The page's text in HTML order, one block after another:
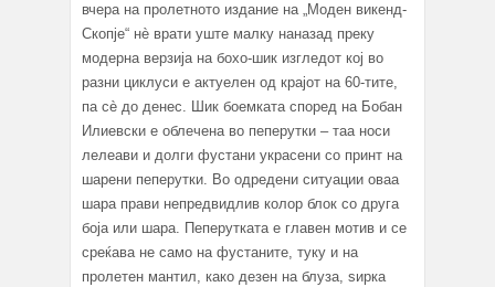
вчера на пролетното издание на „Моден викенд-
Скопје“ нè врати уште малку наназад преку
модерна верзија на бохо-шик изгледот кој во
разни циклуси е актуелен од крајот на 60-тите,
па сè до денес. Шик боемката според на Бобан
Илиевски е облечена во пеперутки – таа носи
лелеави и долги фустани украсени со принт на
шарени пеперутки. Во одредени ситуации оваа
шара прави непредвидлив колор блок со друга
боја или шара. Пеперутката е главен мотив и се
среќава не само на фустаните, туку и на
пролетен мантил, како дезен на блуза, ѕирка